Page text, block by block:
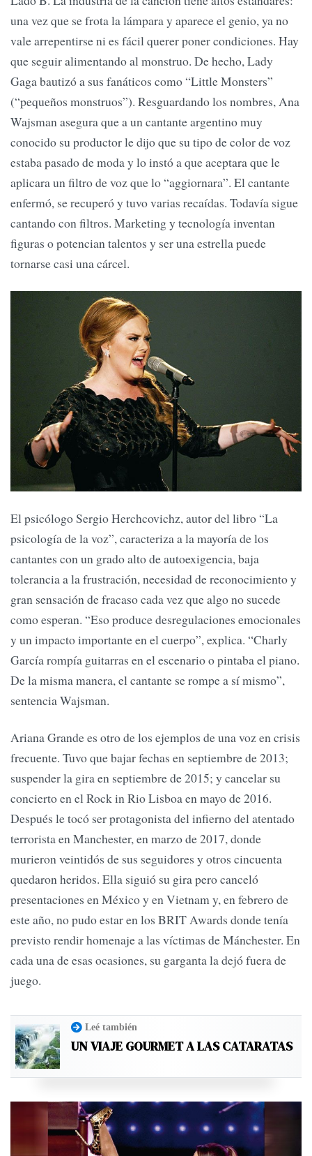
una vez que se frota la lámpara y aparece el genio, ya no
vale arrepentirse ni es fácil querer poner condiciones. Hay
que seguir alimentando al monstruo. De hecho, Lady
Gaga bautizó a sus fanáticos como “Little Monsters”
(“pequeños monstruos”). Resguardando los nombres, Ana
Wajsman asegura que a un cantante argentino muy
conocido su productor le dijo que su tipo de color de voz
estaba pasado de moda y lo instó a que aceptara que le
aplicara un filtro de voz que lo “aggiornara”. El cantante
enfermó, se recuperó y tuvo varias recaídas. Todavía sigue
cantando con filtros. Marketing y tecnología inventan
figuras o potencian talentos y ser una estrella puede
tornarse casi una cárcel.
El psicólogo Sergio Herchcovichz, autor del libro “La
psicología de la voz”, caracteriza a la mayoría de los
cantantes con un grado alto de autoexigencia, baja
tolerancia a la frustración, necesidad de reconocimiento y
gran sensación de fracaso cada vez que algo no sucede
como esperan. “Eso produce desregulaciones emocionales
y un impacto importante en el cuerpo”, explica. “Charly
García rompía guitarras en el escenario o pintaba el piano.
De la misma manera, el cantante se rompe a sí mismo”,
sentencia Wajsman.
Ariana Grande es otro de los ejemplos de una voz en crisis
frecuente. Tuvo que bajar fechas en septiembre de 2013;
suspender la gira en septiembre de 2015; y cancelar su
concierto en el Rock in Rio Lisboa en mayo de 2016.
Después le tocó ser protagonista del infierno del atentado
terrorista en Manchester, en marzo de 2017, donde
murieron veintidós de sus seguidores y otros cincuenta
quedaron heridos. Ella siguió su gira pero canceló
presentaciones en México y en Vietnam y, en febrero de
este año, no pudo estar en los BRIT Awards donde tenía
previsto rendir homenaje a las víctimas de Mánchester. En
cada una de esas ocasiones, su garganta la dejó fuera de
juego.
Leé también
UN VIAJE GOURMET A LAS CATARATAS